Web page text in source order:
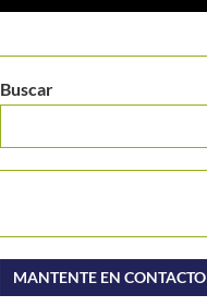
Buscar
MANTENTE EN CONTACTO